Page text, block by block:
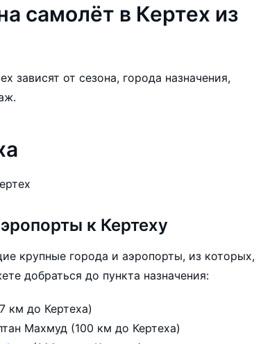
самолёт в Кертех из
зависят от сезона, города назначения,
к Кертеху
крупные города и аэропорты, из которых,
добраться до пункта назначения:
км до Кертеха)
Махмуд (100 км до Кертеха)